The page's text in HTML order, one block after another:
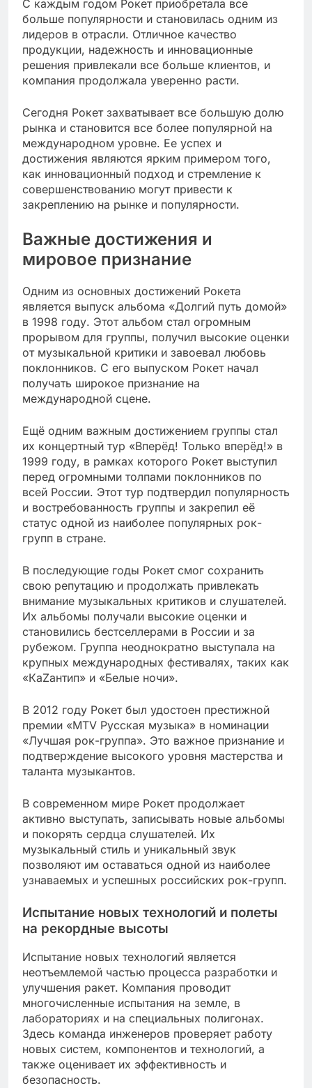
С каждым годом Рокет приобретала все
больше популярности и становилась одним из
лидеров в отрасли. Отличное качество
продукции, надежность и инновационные
решения привлекали все больше клиентов, и
компания продолжала уверенно расти.
Сегодня Рокет захватывает все большую долю
рынка и становится все более популярной на
международном уровне. Ее успех и
достижения являются ярким примером того,
как инновационный подход и стремление к
совершенствованию могут привести к
закреплению на рынке и популярности.
Важные достижения и
мировое признание
Одним из основных достижений Рокета
является выпуск альбома «Долгий путь домой»
в 1998 году. Этот альбом стал огромным
прорывом для группы, получил высокие оценки
от музыкальной критики и завоевал любовь
поклонников. С его выпуском Рокет начал
получать широкое признание на
международной сцене.
Ещё одним важным достижением группы стал
их концертный тур «Вперёд! Только вперёд!» в
1999 году, в рамках которого Рокет выступил
перед огромными толпами поклонников по
всей России. Этот тур подтвердил популярность
и востребованность группы и закрепил её
статус одной из наиболее популярных рок-
групп в стране.
В последующие годы Рокет смог сохранить
свою репутацию и продолжать привлекать
внимание музыкальных критиков и слушателей.
Их альбомы получали высокие оценки и
становились бестселлерами в России и за
рубежом. Группа неоднократно выступала на
крупных международных фестивалях, таких как
«КаZантип» и «Белые ночи».
В 2012 году Рокет был удостоен престижной
премии «MTV Русская музыка» в номинации
«Лучшая рок-группа». Это важное признание и
подтверждение высокого уровня мастерства и
таланта музыкантов.
В современном мире Рокет продолжает
активно выступать, записывать новые альбомы
и покорять сердца слушателей. Их
музыкальный стиль и уникальный звук
позволяют им оставаться одной из наиболее
узнаваемых и успешных российских рок-групп.
Испытание новых технологий и полеты
на рекордные высоты
Испытание новых технологий является
неотъемлемой частью процесса разработки и
улучшения ракет. Компания проводит
многочисленные испытания на земле, в
лабораториях и на специальных полигонах.
Здесь команда инженеров проверяет работу
новых систем, компонентов и технологий, а
также оценивает их эффективность и
безопасность.